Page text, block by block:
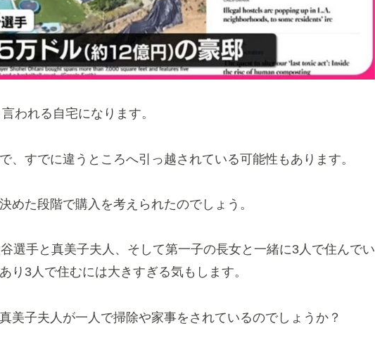
われる自宅になります。
、すでに違うところへ引っ越されている可能性もあります。
めた段階で購入を考えられたのでしょう。
選手と真美子夫人、そして第一子の長女と一緒に3人で住んでい
り3人で住むには大きすぎる気もします。
美子夫人が一人で掃除や家事をされているのでしょうか？